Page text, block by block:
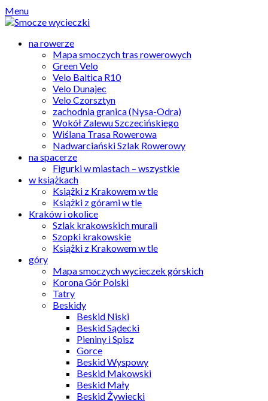
Skip
to
Menu
na rowerze
Mapa smoczych tras rowerowych
Green Velo
Velo Baltica R10
Velo Dunajec
Velo Czorsztyn
zachodnia granica (Nysa-Odra)
Wokół Zalewu Szczecińskiego
Wiślana Trasa Rowerowa
Nadwarciański Szlak Rowerowy
na spacerze
Figurki w miastach – wszystkie
w książkach
Książki z Krakowem w tle
Książki z górami w tle
Kraków i okolice
Szlak krakowskich murali
Szopki krakowskie
Książki z Krakowem w tle
góry
Mapa smoczych wycieczek górskich
Korona Gór Polski
Tatry
Beskidy
Beskid Niski
Beskid Sądecki
Pieniny i Spisz
Gorce
Beskid Wyspowy
Beskid Makowski
Beskid Mały
Beskid Żywiecki